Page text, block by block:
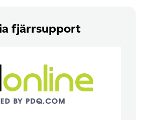
fjärrsupport